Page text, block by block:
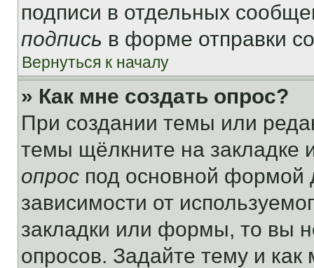
подписи в отдельных
подпись в форме отправки
Вернуться к началу
» Как мне создать опрос?
При создании темы или
темы щёлкните на
опрос под основной формой
зависимости от
закладки или формы, то вы
опросов. Задайте тему и